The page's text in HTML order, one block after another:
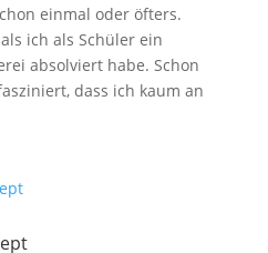
einmal oder öfters.
ich als Schüler ein
absolviert habe. Schon
dass ich kaum an